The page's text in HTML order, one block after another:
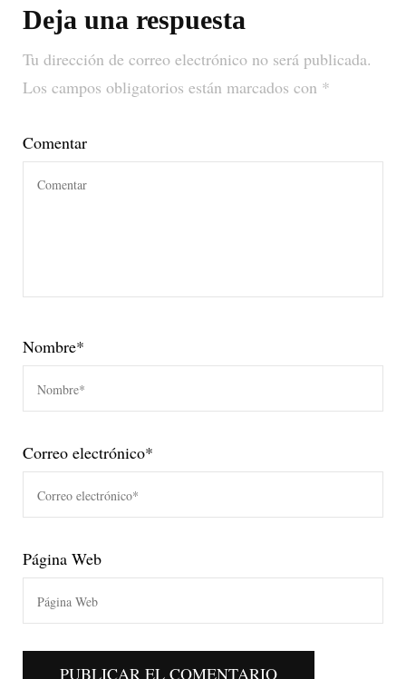
Deja una respuesta
Tu dirección de correo electrónico no será publicada.
Los campos obligatorios están marcados con *
Comentar
Nombre*
Correo electrónico*
Página Web